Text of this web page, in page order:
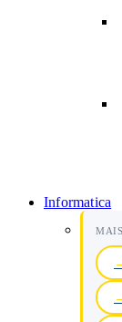
Informatica